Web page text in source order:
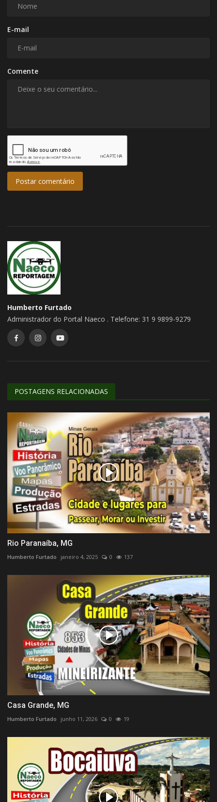
E-mail
Comente
Postar comentário
Humberto Furtado
Administrador do Portal Naeco . Telefone: 31 9 9899-9279
POSTAGENS RELACIONADAS
Rio Paranaíba, MG
Humberto Furtado janeiro 4, 2025 0 137
Casa Grande, MG
Humberto Furtado junho 11, 2026 0 19